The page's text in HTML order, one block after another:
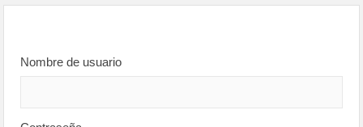
Nombre de usuario